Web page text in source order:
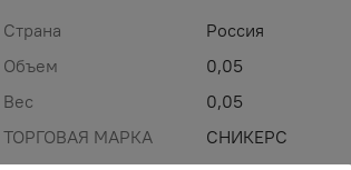
Страна
Россия
Объем
0,05
Вес
0,05
ТОРГОВАЯ МАРКА
СНИКЕРС